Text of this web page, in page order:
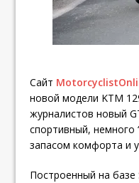
Сайт
новой модели KTM
журналистов новый
спортивный, немного
запасом комфорта и
Построенный на